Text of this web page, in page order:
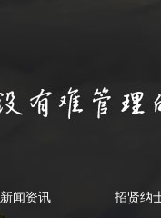
新闻资讯 招贤纳